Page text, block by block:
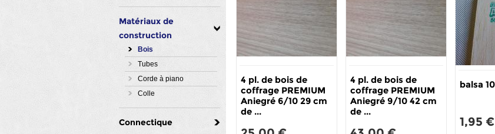
Matériaux de
construction
Bois
Tubes
Corde à piano
Colle
Connectique
4 pl. de bois de
coffrage PREMIUM
Aniegré 6/10 29 cm
de ...
4 pl. de bois de
coffrage PREMIUM
Aniegré 9/10 42 cm
de ...
balsa
1,95 €